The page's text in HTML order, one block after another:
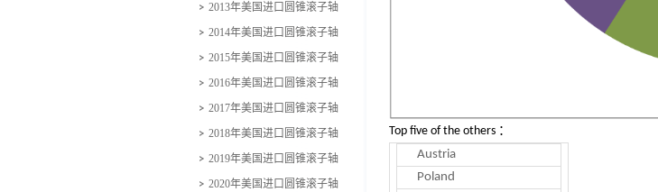
承份额
2013年美国进口圆锥滚子轴
承份额
2014年美国进口圆锥滚子轴
承份额
2015年美国进口圆锥滚子轴
承份额
2016年美国进口圆锥滚子轴
承份额
2017年美国进口圆锥滚子轴
承份额
2018年美国进口圆锥滚子轴
承份额
2019年美国进口圆锥滚子轴
承份额
2020年美国进口圆锥滚子轴
Top five of the others ：
Austria
Poland